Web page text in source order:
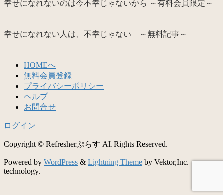
幸せになれないのは今不幸じゃないから ～有料会員限定～
幸せになれない人は、不幸じゃない ～無料記事～
HOMEへ
無料会員登録
プライバシーポリシー
ヘルプ
お問合せ
ログイン
Copyright © Refresherぷらす All Rights Reserved.
Powered by WordPress & Lightning Theme by Vektor,Inc.
technology.